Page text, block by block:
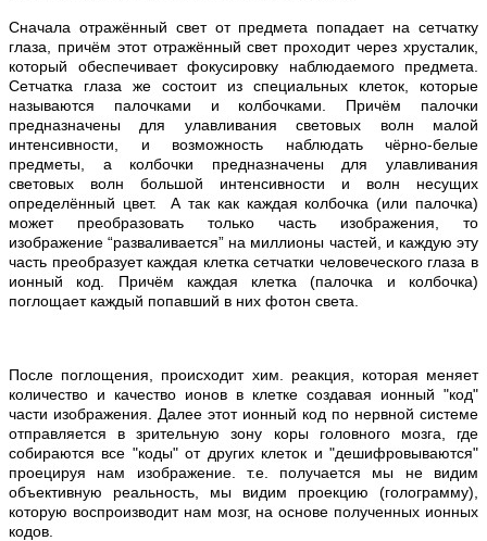
Сначала отражённый свет от предмета попадает на сетчатку
глаза, причём этот отражённый свет проходит через хрусталик,
который обеспечивает фокусировку наблюдаемого предмета.
Сетчатка глаза же состоит из специальных клеток, которые
называются палочками и колбочками. Причём палочки
предназначены для улавливания световых волн малой
интенсивности, и возможность наблюдать чёрно-белые
предметы, а колбочки предназначены для улавливания
световых волн большой интенсивности и волн несущих
определённый цвет. А так как каждая колбочка (или палочка)
может преобразовать только часть изображения, то
изображение “разваливается” на миллионы частей, и каждую эту
часть преобразует каждая клетка сетчатки человеческого глаза в
ионный код. Причём каждая клетка (палочка и колбочка)
поглощает каждый попавший в них фотон света.
После поглощения, происходит хим. реакция, которая меняет
количество и качество ионов в клетке создавая ионный "код"
части изображения. Далее этот ионный код по нервной системе
отправляется в зрительную зону коры головного мозга, где
собираются все "коды" от других клеток и "дешифровываются"
проецируя нам изображение. т.е. получается мы не видим
объективную реальность, мы видим проекцию (голограмму),
которую воспроизводит нам мозг, на основе полученных ионных
кодов.